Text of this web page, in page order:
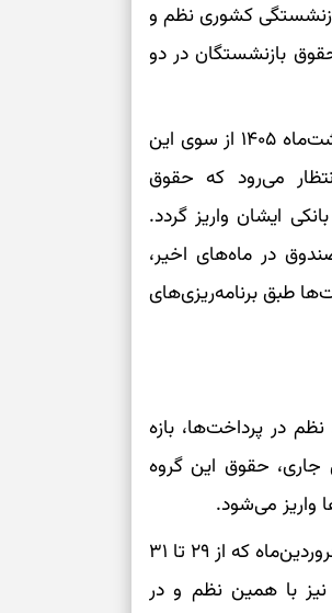
کشوری نظم و
بازنشستگان در دو
اگرچه تا این لحظه اطلاعیه رسمی و دقیقی مبنی بر تغییر روال برای اردیبهشت‌ماه ۱۴۰۵ از سوی این
می‌رود که حقوق
به حساب‌های بانکی ایشان واریز گردد.
در ماه‌های اخیر،
طبق برنامه‌ریزی‌های
در پرداخت‌ها، بازه
جاری، حقوق این گروه
با توجه به اینکه در ماه‌های اخیر نیز پرداخت‌ها در همین بازه زمانی (مانند فروردین‌ماه که از ۲۹ تا ۳۱
با همین نظم و در